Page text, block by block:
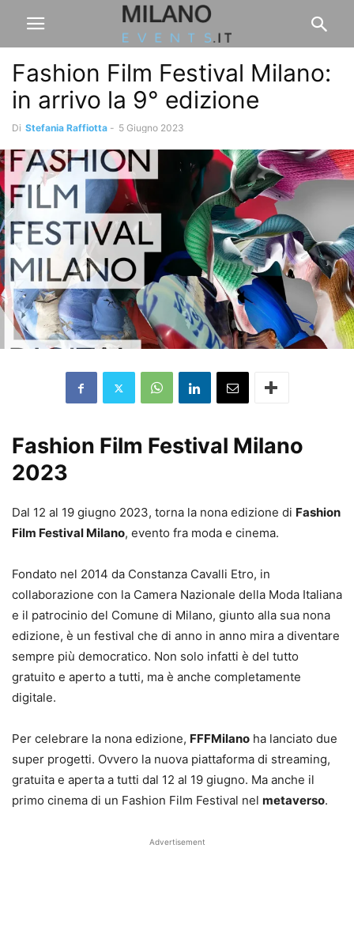
Fashion Film Festival Milano:
in arrivo la 9° edizione
Di Stefania Raffiotta - 5 Giugno 2023
Fashion Film Festival Milano
2023
Dal 12 al 19 giugno 2023, torna la nona edizione di Fashion
Film Festival Milano, evento fra moda e cinema.
Fondato nel 2014 da Constanza Cavalli Etro, in
collaborazione con la Camera Nazionale della Moda Italiana
e il patrocinio del Comune di Milano, giunto alla sua nona
edizione, è un festival che di anno in anno mira a diventare
sempre più democratico. Non solo infatti è del tutto
gratuito e aperto a tutti, ma è anche completamente
digitale.
Per celebrare la nona edizione, FFFMilano ha lanciato due
super progetti. Ovvero la nuova piattaforma di streaming,
gratuita e aperta a tutti dal 12 al 19 giugno. Ma anche il
primo cinema di un Fashion Film Festival nel metaverso.
Advertisement